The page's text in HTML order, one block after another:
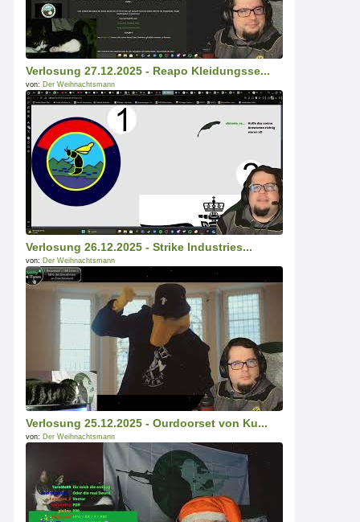
Verlosung 27.12.2025 - Reapo Kleidungsse...
von: Der Weihnachtsmann
Verlosung 26.12.2025 - Strike Industries...
von: Der Weihnachtsmann
Verlosung 25.12.2025 - Ourdoorset von Ku...
von: Der Weihnachtsmann